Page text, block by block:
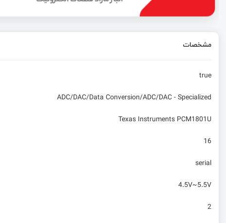
مشخصات
true
ADC/DAC/Data Conversion/ADC/DAC - Specialized
Texas Instruments PCM1801U
16
serial
4.5V~5.5V
2